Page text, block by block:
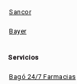
Sancor
Bayer
Servicios
Bagó 24/7 Farmacias